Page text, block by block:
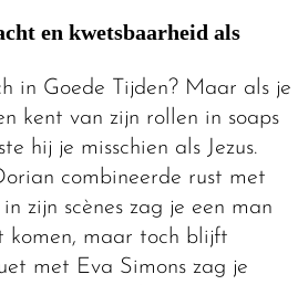
en kwetsbaarheid als
in Goede Tijden? Maar als je
kent van zijn rollen in soaps
hij je misschien als Jezus.
combineerde rust met
zijn scènes zag je een man
komen, maar toch blijft
met Eva Simons zag je